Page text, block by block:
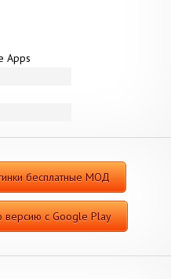
Apps
бесплатные МОД
версию с Google Play